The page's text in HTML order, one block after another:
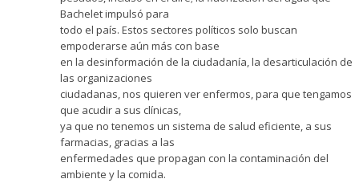
Bachelet impulsó para
todo el país. Estos sectores políticos solo buscan
empoderarse aún más con base
en la desinformación de la ciudadanía, la desarticulación de
las organizaciones
ciudadanas, nos quieren ver enfermos, para que tengamos
que acudir a sus clínicas,
ya que no tenemos un sistema de salud eficiente, a sus
farmacias, gracias a las
enfermedades que propagan con la contaminación del
ambiente y la comida.